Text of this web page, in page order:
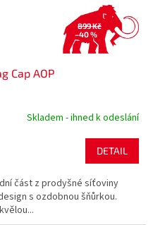
899 Kč
–40 %
Cap AOP
Skladem - ihned k odeslání
DETAIL
část z prodyšné síťoviny
s ozdobnou šňůrkou.